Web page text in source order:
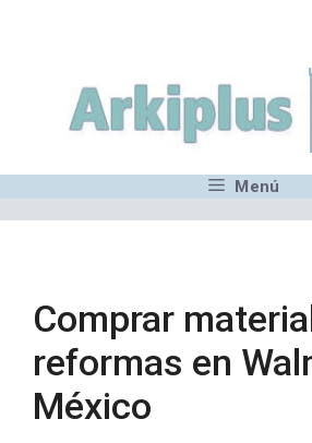
contenido
Menú
Comprar
reformas en
México